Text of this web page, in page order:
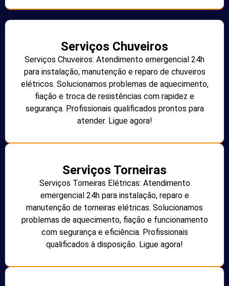
Serviços Chuveiros
Serviços Chuveiros: Atendimento emergencial 24h
para instalação, manutenção e reparo de chuveiros
elétricos. Solucionamos problemas de aquecimento,
fiação e troca de resistências com rapidez e
segurança. Profissionais qualificados prontos para
atender. Ligue agora!
Serviços Torneiras
Serviços Torneiras Elétricas: Atendimento
emergencial 24h para instalação, reparo e
manutenção de torneiras elétricas. Solucionamos
problemas de aquecimento, fiação e funcionamento
com segurança e eficiência. Profissionais
qualificados à disposição. Ligue agora!